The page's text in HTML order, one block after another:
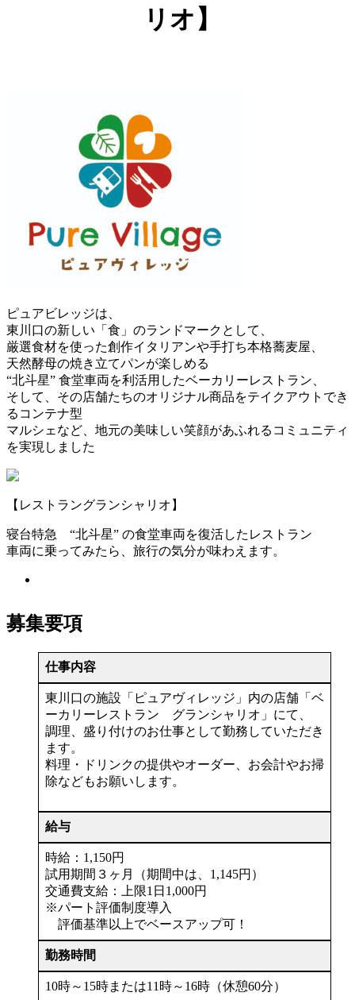
リオ】
ピュアビレッジは、
東川口の新しい「食」のランドマークとして、
厳選食材を使った創作イタリアンや手打ち本格蕎麦屋、
天然酵母の焼き立てパンが楽しめる
“北斗星” 食堂車両を利活用したベーカリーレストラン、
そして、その店舗たちのオリジナル商品をテイクアウトでき
るコンテナ型
マルシェなど、地元の美味しい笑顔があふれるコミュニティ
を実現しました
【レストラングランシャリオ】
寝台特急 “北斗星” の食堂車両を復活したレストラン
車両に乗ってみたら、旅行の気分が味わえます。
募集要項
仕事内容
東川口の施設「ピュアヴィレッジ」内の店舗「ベ
ーカリーレストラン グランシャリオ」にて、
調理、盛り付けのお仕事として勤務していただき
ます。
料理・ドリンクの提供やオーダー、お会計やお掃
除などもお願いします。
給与
時給：1,150円
試用期間３ヶ月（期間中は、1,145円）
交通費支給：上限1日1,000円
※パート評価制度導入
評価基準以上でベースアップ可！
勤務時間
10時～15時または11時～16時（休憩60分）